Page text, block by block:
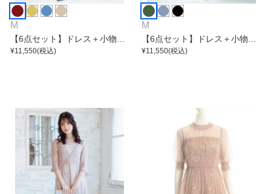
M
【6点セット】ドレス＋小物5
点
¥11,550(税込)
M
【6点セット】ドレス＋小物5
点
¥11,550(税込)